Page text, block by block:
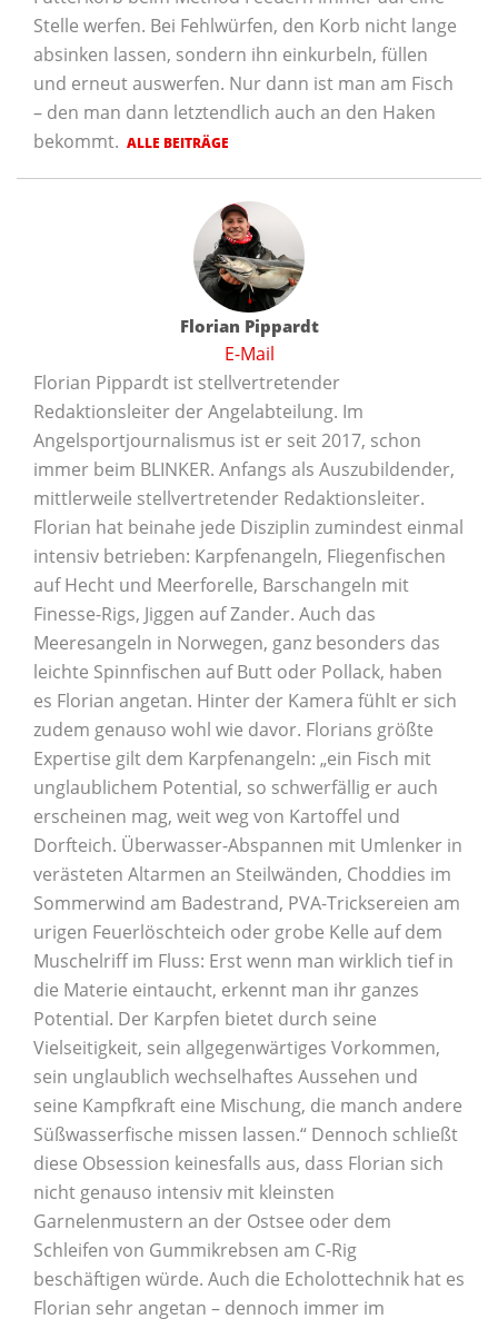
Stelle werfen. Bei Fehlwürfen, den Korb nicht lange
absinken lassen, sondern ihn einkurbeln, füllen
und erneut auswerfen. Nur dann ist man am Fisch
– den man dann letztendlich auch an den Haken
bekommt. ALLE BEITRÄGE
Florian Pippardt
E-Mail
Florian Pippardt ist stellvertretender
Redaktionsleiter der Angelabteilung. Im
Angelsportjournalismus ist er seit 2017, schon
immer beim BLINKER. Anfangs als Auszubildender,
mittlerweile stellvertretender Redaktionsleiter.
Florian hat beinahe jede Disziplin zumindest einmal
intensiv betrieben: Karpfenangeln, Fliegenfischen
auf Hecht und Meerforelle, Barschangeln mit
Finesse-Rigs, Jiggen auf Zander. Auch das
Meeresangeln in Norwegen, ganz besonders das
leichte Spinnfischen auf Butt oder Pollack, haben
es Florian angetan. Hinter der Kamera fühlt er sich
zudem genauso wohl wie davor. Florians größte
Expertise gilt dem Karpfenangeln: „ein Fisch mit
unglaublichem Potential, so schwerfällig er auch
erscheinen mag, weit weg von Kartoffel und
Dorfteich. Überwasser-Abspannen mit Umlenker in
verästeten Altarmen an Steilwänden, Choddies im
Sommerwind am Badestrand, PVA-Tricksereien am
urigen Feuerlöschteich oder grobe Kelle auf dem
Muschelriff im Fluss: Erst wenn man wirklich tief in
die Materie eintaucht, erkennt man ihr ganzes
Potential. Der Karpfen bietet durch seine
Vielseitigkeit, sein allgegenwärtiges Vorkommen,
sein unglaublich wechselhaftes Aussehen und
seine Kampfkraft eine Mischung, die manch andere
Süßwasserfische missen lassen.“ Dennoch schließt
diese Obsession keinesfalls aus, dass Florian sich
nicht genauso intensiv mit kleinsten
Garnelenmustern an der Ostsee oder dem
Schleifen von Gummikrebsen am C-Rig
beschäftigen würde. Auch die Echolottechnik hat es
Florian sehr angetan – dennoch immer im